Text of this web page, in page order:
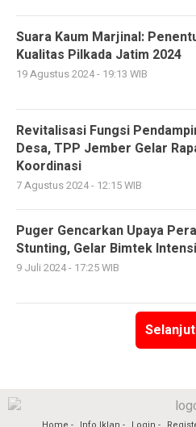
Suara Kaum Marjinal:
Kualitas Pilkada Jatim 2024
19 Agustus 2024 - 19:13 WIB
Revitalisasi Fungsi
Desa, TPP Jember Gelar
Koordinasi
7 Agustus 2024 - 12:15 WIB
Puger Gencarkan Upaya
Stunting, Gelar Bimtek
9 Juli 2024 - 17:25 WIB